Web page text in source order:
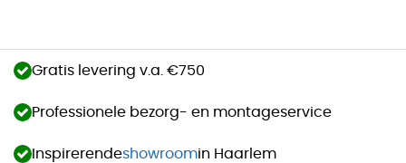
Gratis levering v.a. €750
Professionele bezorg- en montageservice
Inspirerendeshowroomin Haarlem